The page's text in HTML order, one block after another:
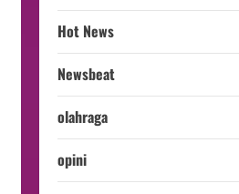
Hot News
Newsbeat
olahraga
opini